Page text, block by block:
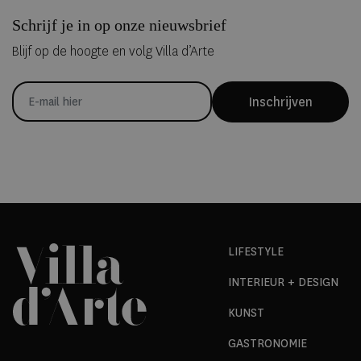
Schrijf je in op onze nieuwsbrief
Blijf op de hoogte en volg Villa d’Arte
Inschrijven
LIFESTYLE
INTERIEUR + DESIGN
KUNST
GASTRONOMIE